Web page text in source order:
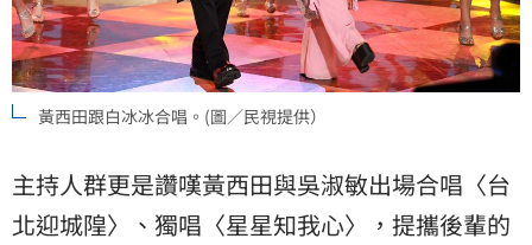
黃西田跟白冰冰合唱。(圖／民視提供）
主持人群更是讚嘆黃西田與吳淑敏出場合唱〈台
北迎城隍〉、獨唱〈星星知我心〉，提攜後輩的